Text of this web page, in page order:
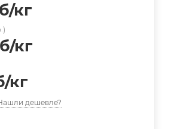
/кг
/кг
/кг
дешевле?